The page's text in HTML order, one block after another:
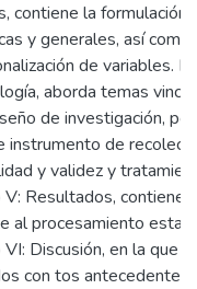
contiene la formulación
y generales, así
de variables.
aborda temas
de investigación,
instrumento de
y validez y
Resultados, contiene
al procesamiento
Discusión, en la que
con tos antecedentes